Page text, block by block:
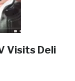
Visits Deli